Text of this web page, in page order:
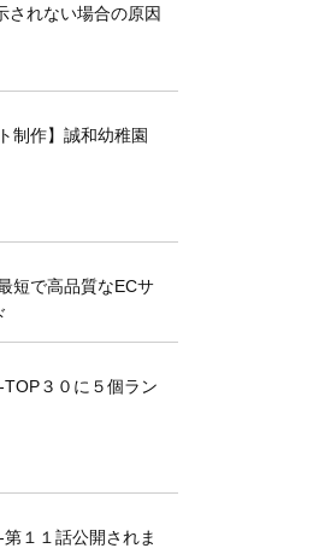
されない場合の原因
制作】誠和幼稚園
短で高品質なECサ
TOP３０に５個ラン
１１話公開されま